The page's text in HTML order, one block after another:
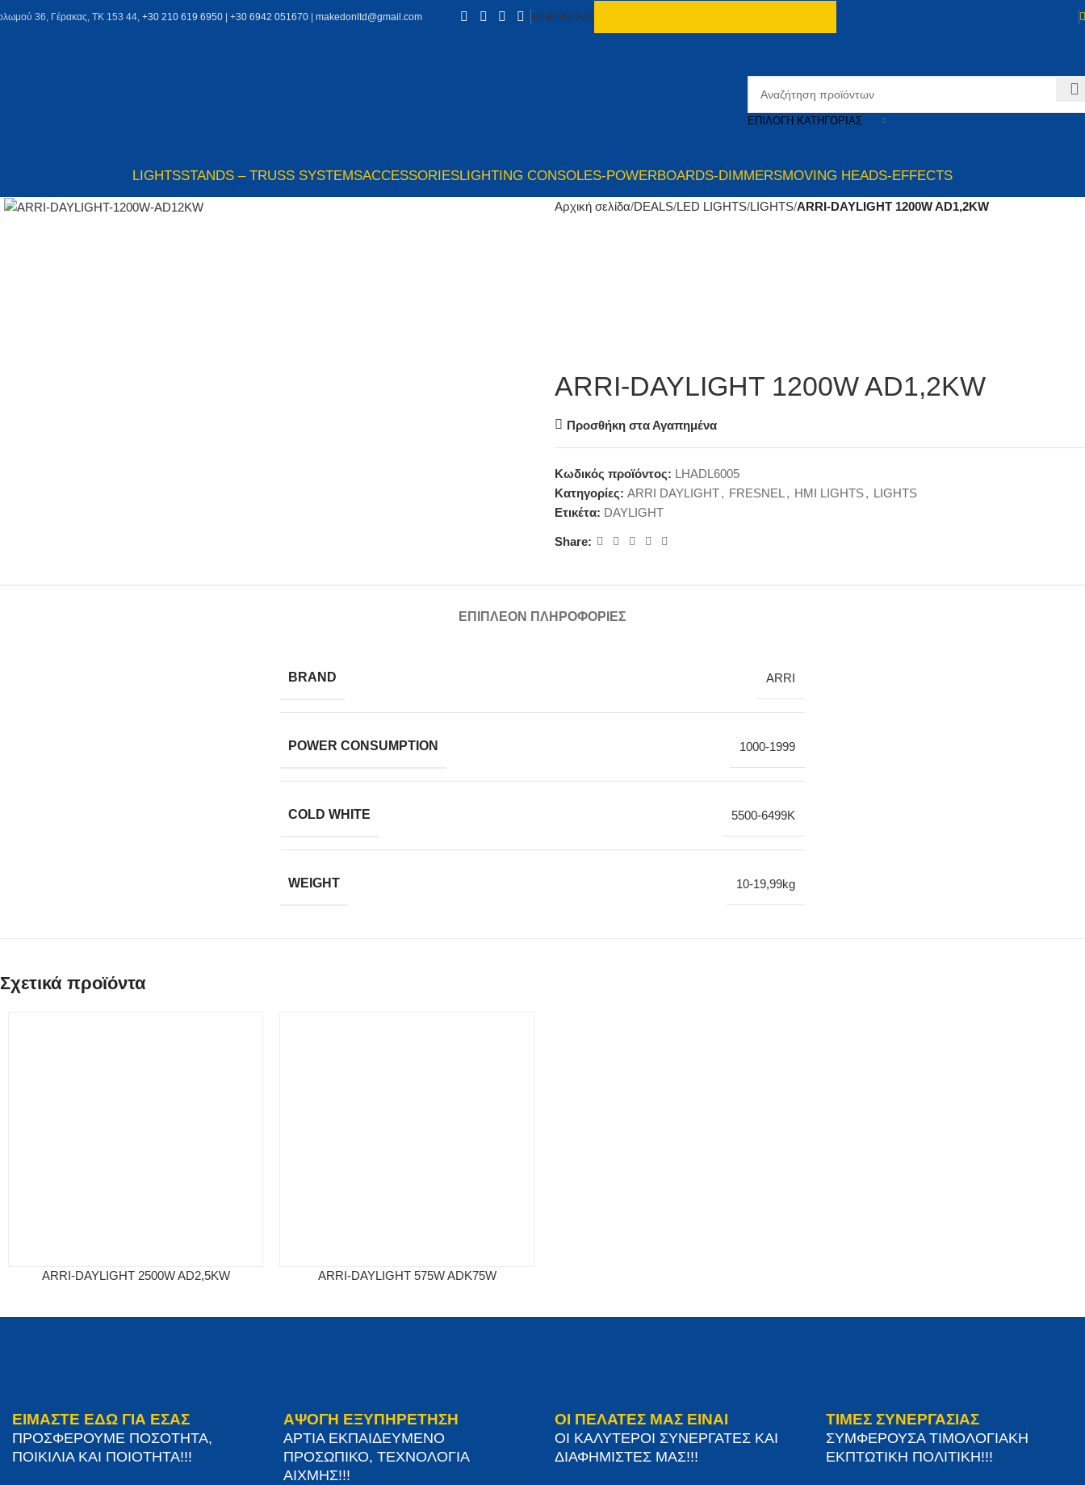
36, Γέρακας, ΤΚ 153 44, +30 210 619 6950 | +30 6942 051670 makedonltd@gmail.com ΕΠΙΚΟΙΝΩΝΙΑ
ΕΠΙΛΟΓΉ ΚΑΤΗΓΟΡΊΑΣ
LIGHTSSTANDS – TRUSS SYSTEMSACCESSORIESLIGHTING CONSOLES-POWERBOARDS-DIMMERSMOVING HEADS-EFFECTS
Αρχική σελίδα DEALS LED LIGHTS LIGHTS ARRI-DAYLIGHT 1200W AD1,2KW
ARRI-DAYLIGHT 1200W AD1,2KW
Προσθήκη στα Αγαπημένα
Κωδικός προϊόντος: LHADL6005
Κατηγορίες: ARRI DAYLIGHT, FRESNEL , HMI LIGHTS, LIGHTS
Ετικέτα: DAYLIGHT
Share:
ΕΠΙΠΛΈΟΝ ΠΛΗΡΟΦΟΡΊΕΣ
BRAND ARRI
POWER CONSUMPTION 1000-1999
COLD WHITE 5500-6499K
WEIGHT 10-19,99kg
Σχετικά προϊόντα
ARRI-DAYLIGHT 2500W AD2,5KW ARRI-DAYLIGHT 575W ADK75W
ΕΙΜΑΣΤΕ ΕΔΩ ΓΙΑ ΕΣΑΣ
ΠΡΟΣΦΕΡΟΥΜΕ ΠΟΣΟΤΗΤΑ,
ΠΟΙΚΙΛΙΑ ΚΑΙ ΠΟΙΟΤΗΤΑ!!!
ΑΨΟΓΗ ΕΞΥΠΗΡΕΤΗΣΗ
ΑΡΤΙΑ ΕΚΠΑΙΔΕΥΜΕΝΟ
ΠΡΟΣΩΠΙΚΟ, ΤΕΧΝΟΛΟΓΙΑ
ΑΙΧΜΗΣ!!!
ΟΙ ΠΕΛΑΤΕΣ ΜΑΣ ΕΙΝΑΙ
ΟΙ ΚΑΛΥΤΕΡΟΙ ΣΥΝΕΡΓΑΤΕΣ ΚΑΙ
ΔΙΑΦΗΜΙΣΤΕΣ ΜΑΣ!!!
ΤΙΜΕΣ ΣΥΝΕΡΓΑΣΙΑΣ
ΣΥΜΦΕΡΟΥΣΑ ΤΙΜΟΛΟΓΙΑΚΗ
ΕΚΠΤΩΤΙΚΗ ΠΟΛΙΤΙΚΗ!!!